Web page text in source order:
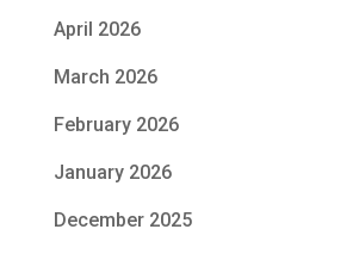
April 2026
March 2026
February 2026
January 2026
December 2025